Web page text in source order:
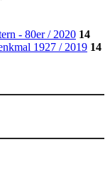
- 80er / 2020 14
1927 / 2019 14